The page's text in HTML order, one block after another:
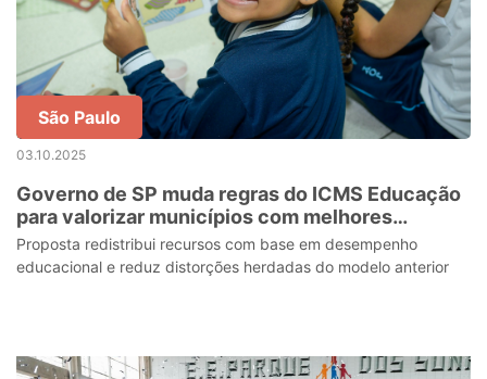
São Paulo
03.10.2025
Governo de SP muda regras do ICMS Educação
para valorizar municípios com melhores
indicadores escolares
Proposta redistribui recursos com base em desempenho
educacional e reduz distorções herdadas do modelo anterior